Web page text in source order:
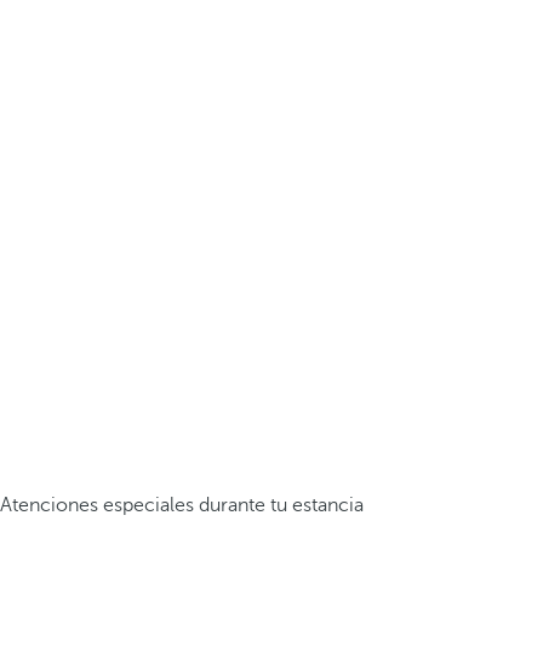
Atenciones especiales durante tu estancia